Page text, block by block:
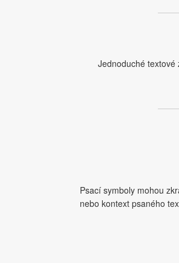
Jednoduché
Psací symboly mohou
nebo kontext psaného